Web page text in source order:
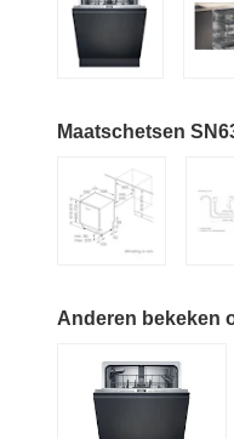
Maatschetsen
Anderen bekeken